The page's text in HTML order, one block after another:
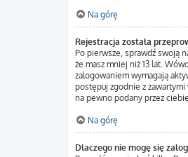
Na górę
Rejestracja została
Po pierwsze, sprawdź swoją
że masz mniej niż 13 lat.
zalogowaniem wymagają
postępuj zgodnie z zawartymi
na pewno podany przez
Na górę
Dlaczego nie mogę się